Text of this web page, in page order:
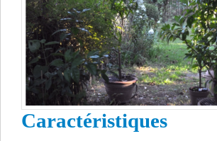
Caractéristiques